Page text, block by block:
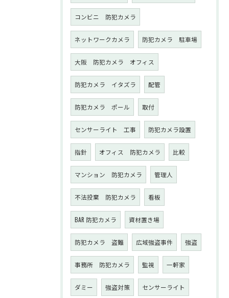
コンビニ 防犯カメラ
ネットワークカメラ 防犯カメラ 駐車場
大阪 防犯カメラ オフィス
防犯カメラ イタズラ 配管
防犯カメラ ポール 取付
センサーライト 工事 防犯カメラ設置
指針 オフィス 防犯カメラ 比較
マンション 防犯カメラ 管理人
不法投棄 防犯カメラ 看板
BAR 防犯カメラ 資材置き場
防犯カメラ 盗難 広域強盗事件 強盗
事務所 防犯カメラ 監視 一軒家
ダミー 強盗対策 センサーライト